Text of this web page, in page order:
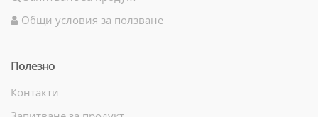
Общи условия за ползване
Полезно
Контакти